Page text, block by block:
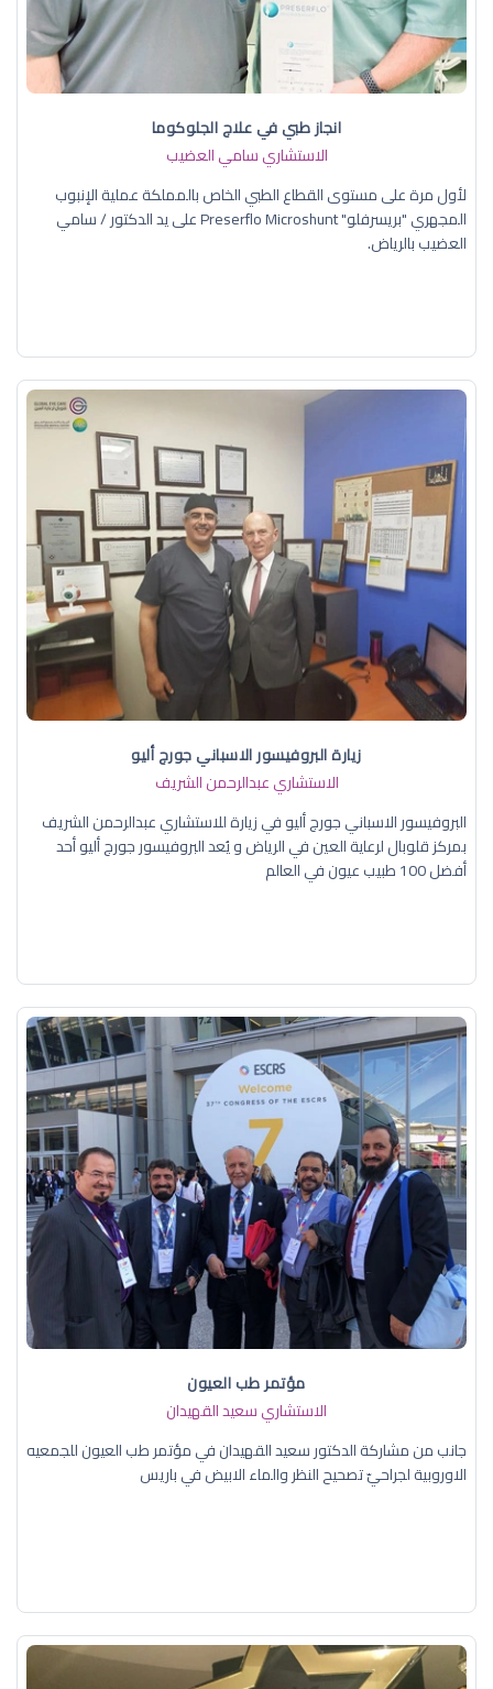
انجاز طبي في علاج الجلوكوما
الاستشاري سامي العضيب
لأول مرة على مستوى القطاع الطبي الخاص بالمملكة عملية الإنبوب
المجهري "بريسرفلو" Preserflo Microshunt على يد الدكتور / سامي
العضيب بالرياض.
زيارة البروفيسور الاسباني جورج أليو
الاستشاري عبدالرحمن الشريف
البروفيسور الاسباني جورج أليو في زيارة للاستشاري عبدالرحمن الشريف
بمركز قلوبال لرعاية العين في الرياض و يُعد البروفيسور جورج أليو أحد
أفضل 100 طبيب عيون في العالم
مؤتمر طب العيون
الاستشاري سعيد القهيدان
جانب من مشاركة الدكتور سعيد القهيدان في مؤتمر طب العيون للجمعيه
الاوروبية لجراحيّ تصحيح النظر والماء الابيض في باريس